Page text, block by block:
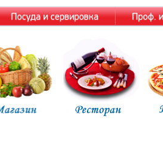
Посуда и сервировка Проф.